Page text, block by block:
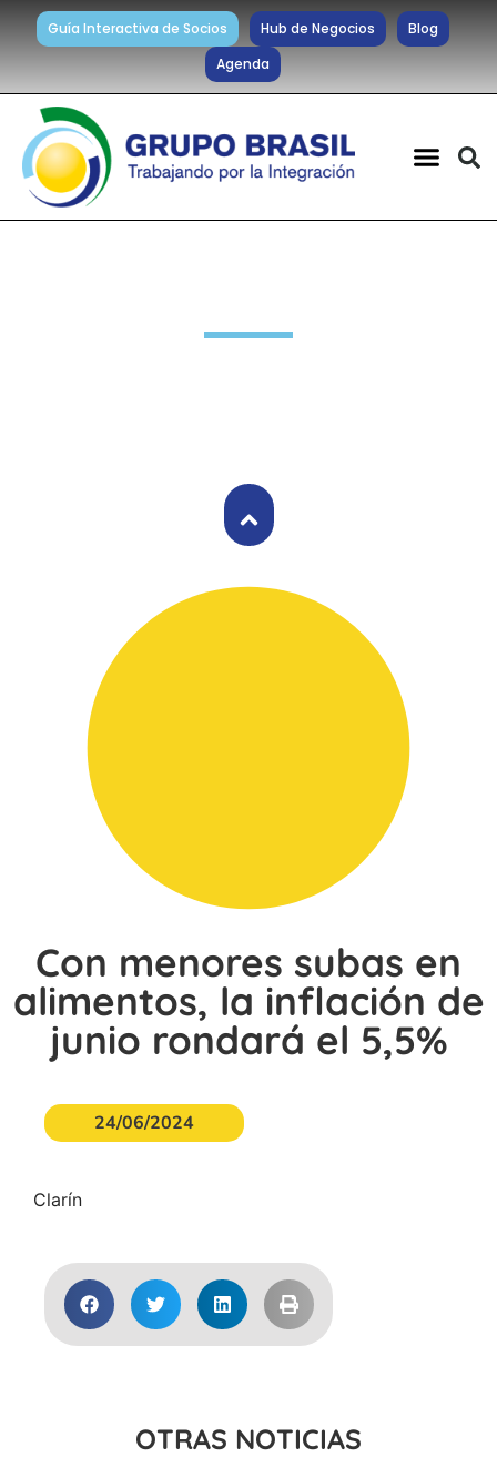
Guía Interactiva de Socios Hub de Negocios
Blog
Agenda
Con menores subas en
alimentos, la inflación de
junio rondará el 5,5%
24/06/2024
Clarín
OTRAS NOTICIAS